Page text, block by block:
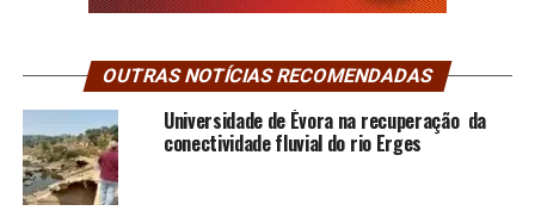
OUTRAS NOTÍCIAS RECOMENDADAS
Universidade de Évora na recuperação da
conectividade fluvial do rio Erges